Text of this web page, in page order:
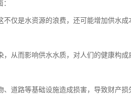
仅是水资源的浪费，还可能增加供水
从而影响供水水质，对人们的健康构
道路等基础设施造成损害，导致财产